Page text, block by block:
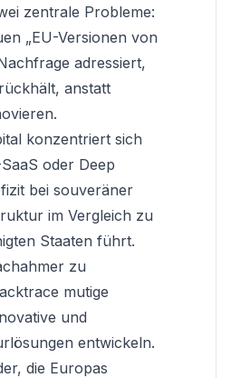
zentrale Probleme:
„EU-Versionen von
adressiert,
anstatt
konzentriert sich
oder Deep
bei souveräner
im Vergleich zu
Staaten führt.
zu
mutige
und
entwickeln.
die Europas